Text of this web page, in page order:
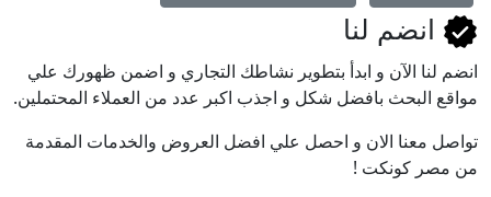
انضم لنا
انضم لنا اﻵن و ابدأ بتطوير نشاطك التجاري و اضمن ظهورك علي
مواقع البحث بافضل شكل و اجذب اكبر عدد من العملاء المحتملين.
تواصل معنا الان و احصل علي افضل العروض والخدمات المقدمة
من مصر كونكت !